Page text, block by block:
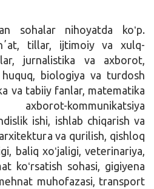
sohalar nihoyatda koʻp.
tillar, ijtimoiy va xulq-
jurnalistika va axborot,
biologiya va turdosh
va tabiiy fanlar, matematika
kommunikatsiya
ishi, ishlab chiqarish va
va qurilish, qishloq
baliq xoʻjaligi, veterinariya,
koʻrsatish sohasi, gigiyena
muhofazasi, transport